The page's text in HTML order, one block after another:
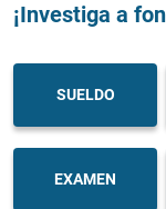
¡Investiga a
SUELDO
EXAMEN